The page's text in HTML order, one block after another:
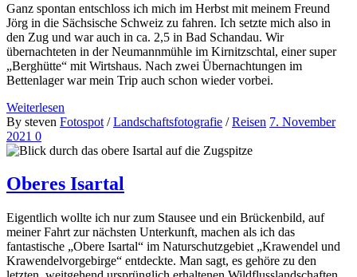
Ganz spontan entschloss ich mich im Herbst mit meinem Freund
Jörg in die Sächsische Schweiz zu fahren. Ich setzte mich also in
den Zug und war auch in ca. 2,5 in Bad Schandau. Wir
übernachteten in der Neumannmühle im Kirnitzschtal, einer super
„Berghütte“ mit Wirtshaus. Nach zwei Übernachtungen im
Bettenlager war mein Trip auch schon wieder vorbei.
Weiterlesen
By steven Fotospot /Landschaftsfotografie /Reisen 7. November
2021 0
Oberes Isartal
Eigentlich wollte ich nur zum Stausee und ein Brückenbild, auf
meiner Fahrt zur nächsten Unterkunft, machen als ich das
fantastische „Obere Isartal“ im Naturschutzgebiet „Krawendel und
Krawendelvorgebirge“ entdeckte. Man sagt, es gehöre zu den